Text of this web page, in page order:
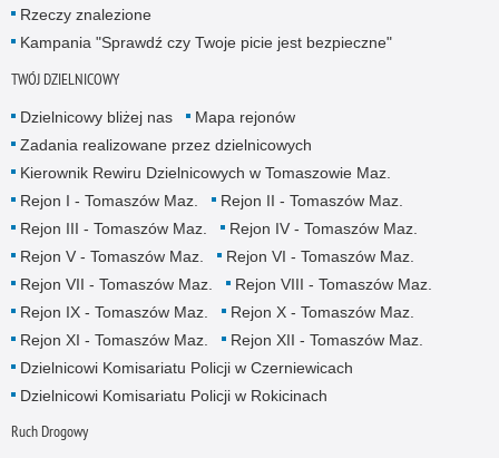
Rzeczy znalezione
Kampania "Sprawdź czy Twoje picie jest bezpieczne"
TWÓJ DZIELNICOWY
Dzielnicowy bliżej nas
Mapa rejonów
Zadania realizowane przez dzielnicowych
Kierownik Rewiru Dzielnicowych w Tomaszowie Maz.
Rejon I - Tomaszów Maz.
Rejon II - Tomaszów Maz.
Rejon III - Tomaszów Maz.
Rejon IV - Tomaszów Maz.
Rejon V - Tomaszów Maz.
Rejon VI - Tomaszów Maz.
Rejon VII - Tomaszów Maz.
Rejon VIII - Tomaszów Maz.
Rejon IX - Tomaszów Maz.
Rejon X - Tomaszów Maz.
Rejon XI - Tomaszów Maz.
Rejon XII - Tomaszów Maz.
Dzielnicowi Komisariatu Policji w Czerniewicach
Dzielnicowi Komisariatu Policji w Rokicinach
Ruch Drogowy